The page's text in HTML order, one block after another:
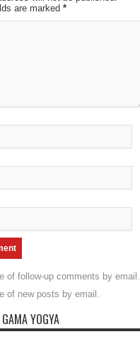
are marked *
of follow-up comments by email.
of new posts by email.
YOGYA